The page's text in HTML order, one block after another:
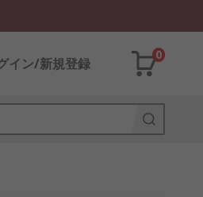
イン/新規登録
0